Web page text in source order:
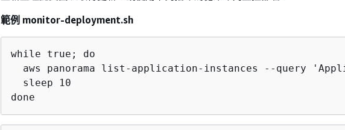
範例 monitor-deployment.sh
while true; do
aws panorama list-application-instances --query
  sleep 10
done